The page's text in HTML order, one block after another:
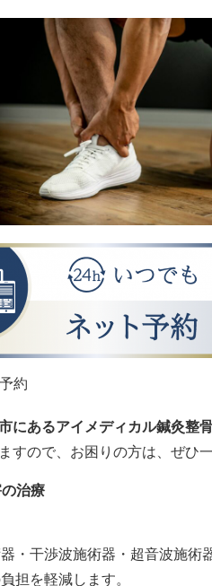
約
にあるアイメディカル鍼灸整
すので、お困りの方は、ぜひ
治療
・干渉波施術器・超音波施術
担を軽減します。